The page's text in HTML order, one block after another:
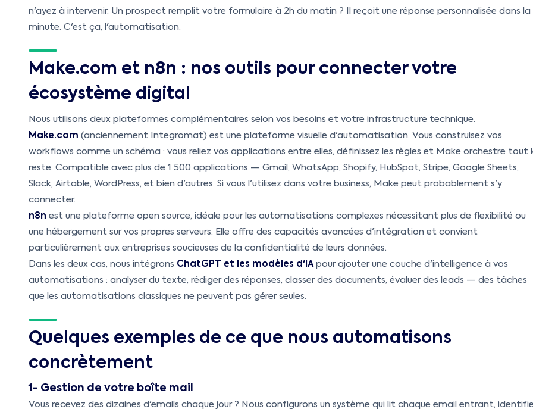
n'ayez à intervenir. Un prospect remplit votre formulaire à 2h du matin ? Il reçoit une réponse personnalisée dans la
minute. C'est ça, l'automatisation.
Make.com et n8n : nos outils pour connecter votre
écosystème digital
Nous utilisons deux plateformes complémentaires selon vos besoins et votre infrastructure technique.
Make.com (anciennement Integromat) est une plateforme visuelle d'automatisation. Vous construisez vos
workflows comme un schéma : vous reliez vos applications entre elles, définissez les règles et Make orchestre tout
reste. Compatible avec plus de 1 500 applications — Gmail, WhatsApp, Shopify, HubSpot, Stripe, Google Sheets,
Slack, Airtable, WordPress, et bien d'autres. Si vous l'utilisez dans votre business, Make peut probablement s'y
connecter.
n8n est une plateforme open source, idéale pour les automatisations complexes nécessitant plus de flexibilité ou
une hébergement sur vos propres serveurs. Elle offre des capacités avancées d'intégration et convient
particulièrement aux entreprises soucieuses de la confidentialité de leurs données.
Dans les deux cas, nous intégrons ChatGPT et les modèles d'IA pour ajouter une couche d'intelligence à vos
automatisations : analyser du texte, rédiger des réponses, classer des documents, évaluer des leads — des tâches
que les automatisations classiques ne peuvent pas gérer seules.
Quelques exemples de ce que nous automatisons
concrètement
1- Gestion de votre boîte mail
Vous recevez des dizaines d'emails chaque jour ? Nous configurons un système qui lit chaque email entrant, identifie